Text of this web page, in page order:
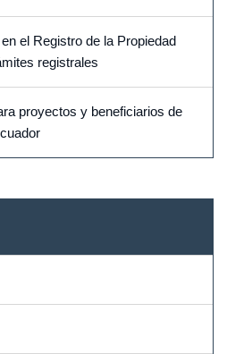
el Registro de la Propiedad
registrales
proyectos y beneficiarios de